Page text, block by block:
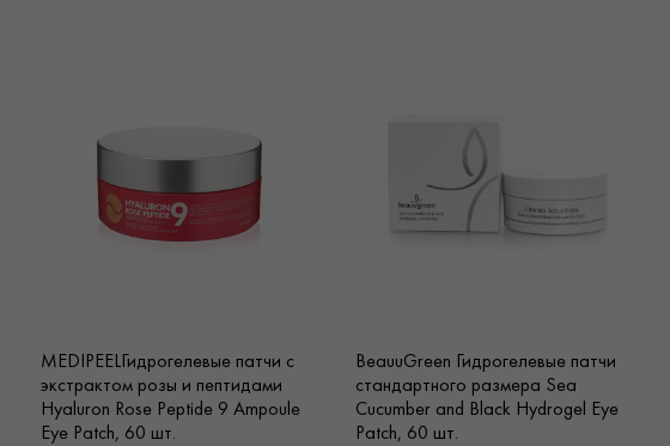
MEDIPEELГидрогелевые патчи с
экстрактом розы и пептидами
Hyaluron Rose Peptide 9 Ampoule
Eye Patch, 60 шт.
BeauuGreen Гидрогелевые патчи
стандартного размера Sea
Cucumber and Black Hydrogel Eye
Patch, 60 шт.